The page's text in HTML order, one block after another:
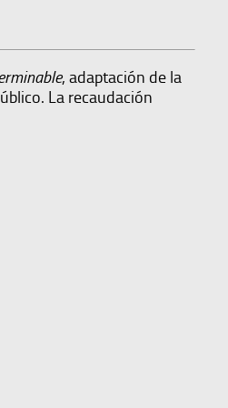
, adaptación de la
La recaudación